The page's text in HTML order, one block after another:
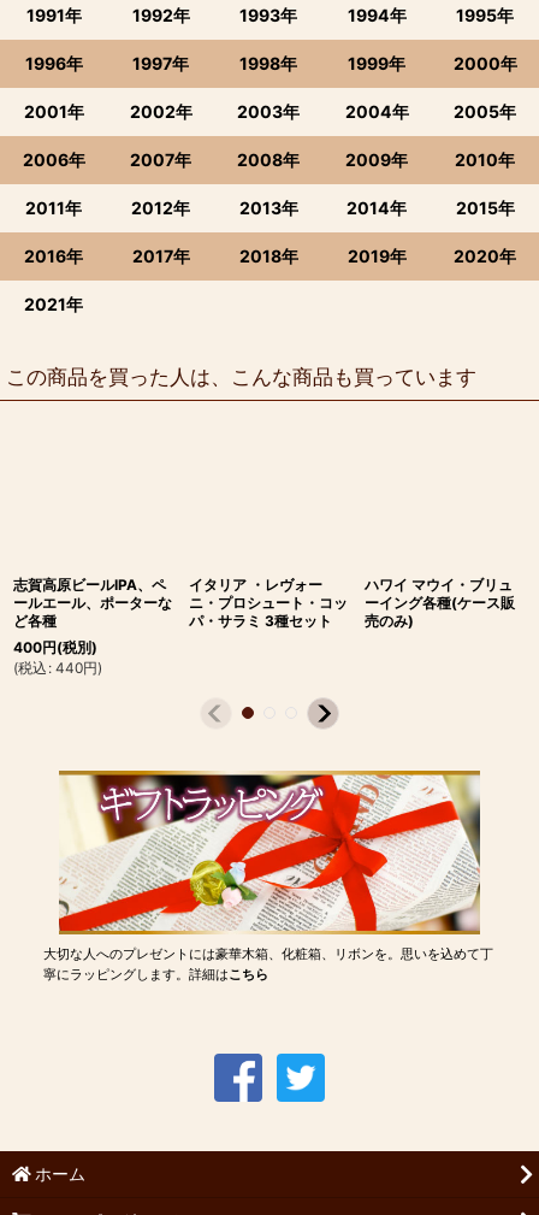
1991年 1992年 1993年 1994年 1995年
1996年 1997年 1998年 1999年 2000年
2001年 2002年 2003年 2004年 2005年
2006年 2007年 2008年 2009年 2010年
2011年 2012年 2013年 2014年 2015年
2016年 2017年 2018年 2019年 2020年
2021年
この商品を買った人は、こんな商品も買っています
志賀高原ビールIPA、ペ
ールエール、ポーターな
ど各種
400円(税別)
(税込 : 440円)
イタリア ・レヴォー
ニ・プロシュート・コッ
パ・サラミ 3種セット
ハワイ マウイ・ブリュ
ーイング各種(ケース販
売のみ)
大切な人へのプレゼントには豪華木箱、化粧箱、リボンを。思いを込めて丁
寧にラッピングします。詳細はこちら
ホーム